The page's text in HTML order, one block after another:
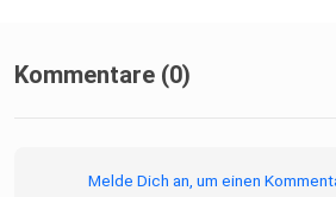
Kommentare (0)
Melde Dich an, um einen